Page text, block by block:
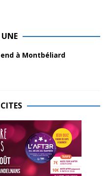
à Montbéliard